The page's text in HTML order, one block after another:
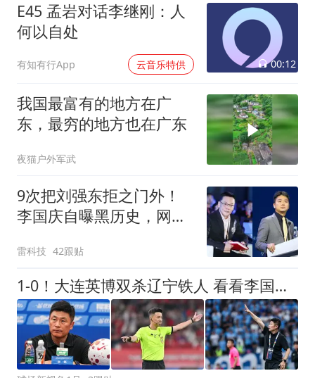
E45 孟岩对话李继刚：人
何以自处
有知有行App 云音乐特供 00:12
我国最富有的地方在广
东，最穷的地方也在广东
夜猫户外军武
9次把刘强东拒之门外！
李国庆自曝黑历史，网友
雷科技 42跟贴
1-0！大连英博双杀辽宁铁人 看看李国旭赛后怎么说 结果很重要